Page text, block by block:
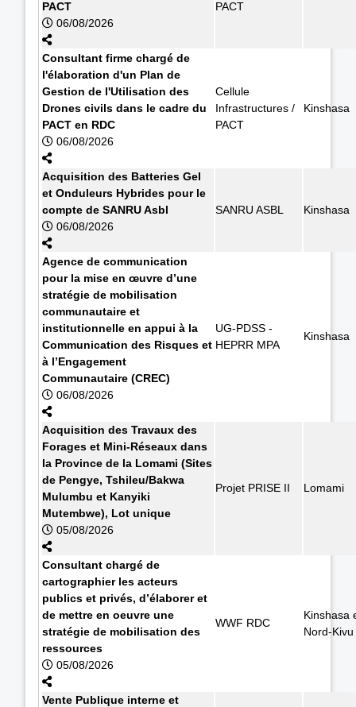
PACT
06/08/2026
PACT
Consultant firme chargé de
l'élaboration d'un Plan de
Gestion de l'Utilisation des
Drones civils dans le cadre du
PACT en RDC
06/08/2026
Cellule
Infrastructures /
PACT
Kinshasa
Acquisition des Batteries Gel
et Onduleurs Hybrides pour le
compte de SANRU Asbl
06/08/2026
SANRU ASBL Kinshasa
Agence de communication
pour la mise en œuvre d’une
stratégie de mobilisation
communautaire et
institutionnelle en appui à la
Communication des Risques et
à l’Engagement
Communautaire (CREC)
06/08/2026
UG-PDSS -
HEPRR MPA
Kinshasa
Acquisition des Travaux des
Forages et Mini-Réseaux dans
la Province de la Lomami (Sites
de Pengye, Tshileu/Bakwa
Mulumbu et Kanyiki
Mutembwe), Lot unique
05/08/2026
Projet PRISE II Lomami
Consultant chargé de
cartographier les acteurs
publics et privés, d’élaborer et
de mettre en oeuvre une
stratégie de mobilisation des
ressources
05/08/2026
WWF RDC
Kinshasa
Nord-Kivu
Vente Publique interne et